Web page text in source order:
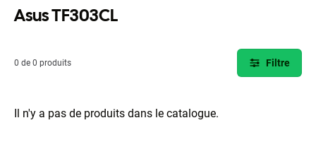
Asus TF303CL
0 de 0 produits Filtre
Il n'y a pas de produits dans le catalogue.